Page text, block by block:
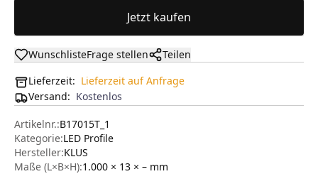
Jetzt kaufen
WunschlisteFrage stellen
Teilen
Lieferzeit: Lieferzeit auf Anfrage
Versand: Kostenlos
Artikelnr.:B17015T_1
Kategorie:LED Profile
Hersteller:KLUS
Maße (L×B×H):1.000 × 13 × – mm